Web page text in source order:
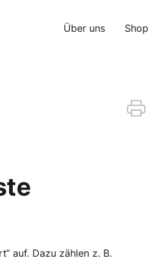
Über uns Shop
auf. Dazu zählen z. B.